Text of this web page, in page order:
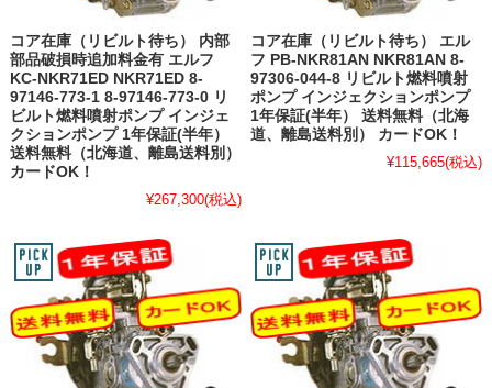
コア在庫（リビルト待ち） 内部
部品破損時追加料金有 エルフ
KC-NKR71ED NKR71ED 8-
97146-773-1 8-97146-773-0 リ
ビルト燃料噴射ポンプ インジェ
クションポンプ 1年保証(半年）
送料無料（北海道、離島送料別）
カードOK！
¥267,300(税込)
コア在庫（リビルト待ち） エル
フ PB-NKR81AN NKR81AN 8-
97306-044-8 リビルト燃料噴射
ポンプ インジェクションポンプ
1年保証(半年） 送料無料（北海
道、離島送料別） カードOK！
¥115,665(税込)